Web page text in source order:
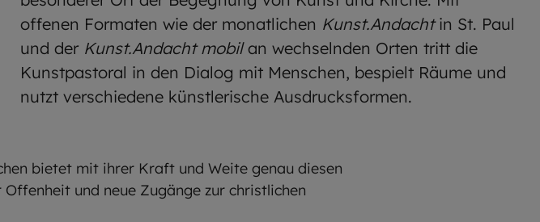
offenen Formaten wie der monatlichen Kunst.Andachtin St. Paul
und der Kunst.Andacht mobilan wechselnden Orten tritt die
Kunstpastoral in den Dialog mit Menschen, bespielt Räume und
nutzt verschiedene künstlerische Ausdrucksformen.
bietet mit ihrer Kraft und Weite genau diesen
und neue Zugänge zur christlichen